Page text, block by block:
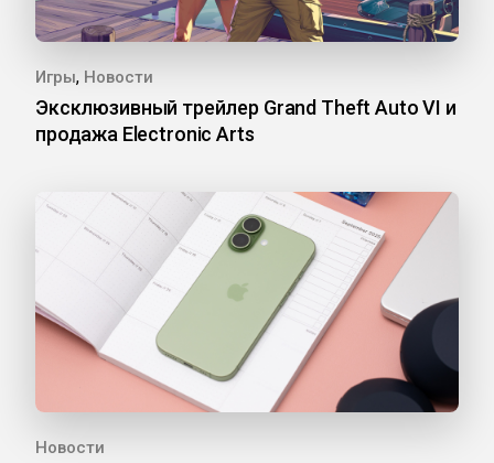
Игры, Новости
Эксклюзивный трейлер Grand Theft Auto VI и
продажа Electronic Arts
Новости